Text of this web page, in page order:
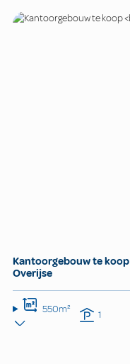
Kantoorgebouw te koop
Overijse
550m² 1